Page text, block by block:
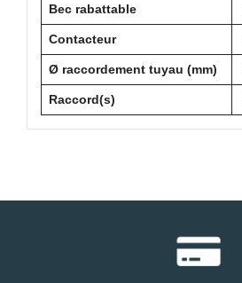
Bec rabattable
Contacteur
Ø raccordement tuyau (mm)
Raccord(s)